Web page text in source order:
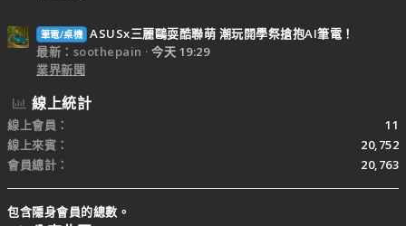
筆電/桌機 ASUSx三麗鷗耍酷聯萌 潮玩開學祭搶抱AI筆電！
最新：soothepain
今天 19:29
業界新聞
線上統計
線上會員
11
線上來賓
20,752
會員總計
20,763
包含隱身會員的總數。